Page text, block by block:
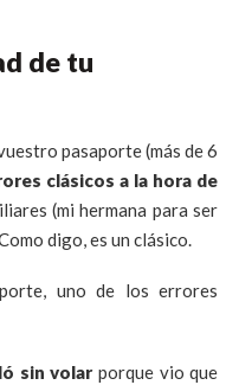
de tu
pasaporte (más de 6
clásicos a la hora de
(mi hermana para ser
digo, es un clásico.
sin volarporque vio que